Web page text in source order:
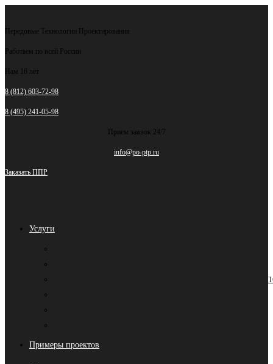
к Передовые Технологии Проектирования
Работаем по всей России
Нам 16 лет
8 (812) 603-72-98
8 (495) 241-05-98
Прием заявок 24/7
info@po-ptp.ru
Заказать ППР
Услуги
Разработка проекта организации работ по сносу и демонтажу
Примеры проектов